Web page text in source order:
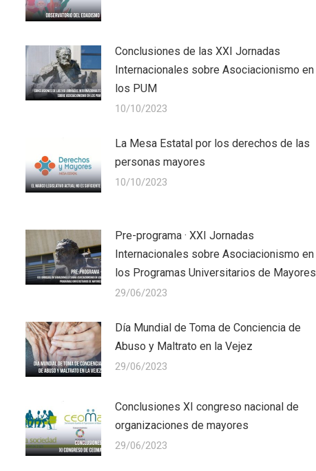
Conclusiones de las XXI Jornadas
Internacionales sobre Asociacionismo en
los PUM
10/10/2023
La Mesa Estatal por los derechos de las
personas mayores
10/10/2023
Pre-programa · XXI Jornadas
Internacionales sobre Asociacionismo en
los Programas Universitarios de Mayores
29/06/2023
Día Mundial de Toma de Conciencia de
Abuso y Maltrato en la Vejez
29/06/2023
Conclusiones XI congreso nacional de
organizaciones de mayores
29/06/2023